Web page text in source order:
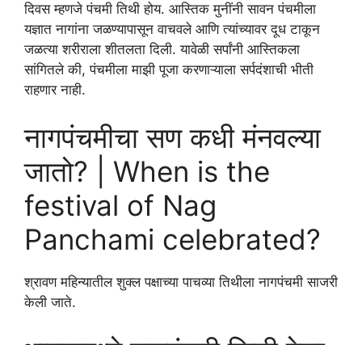
दिवस म्हणजे पंचमी तिथी होय. आस्तिक मुनींनी सावन पंचमीला
यज्ञात नागांना जळण्यापासून वाचवले आणि त्यांच्यावर दूध टाकून
जळत्या शरीराला शीतलता दिली. यावेळी सर्पांनी आस्तिकला
सांगितले की, पंचमीला माझी पूजा करणाऱ्याला सर्पदंशाची भीती
राहणार नाही.
नागपंचमीचा सण कधी मंनवल्या
जातो? | When is the
festival of Nag
Panchami celebrated?
श्रावण महिन्यातील शुक्ल पक्षाच्या पाचव्या तिथीला नागपंचमी साजरी
केली जाते.